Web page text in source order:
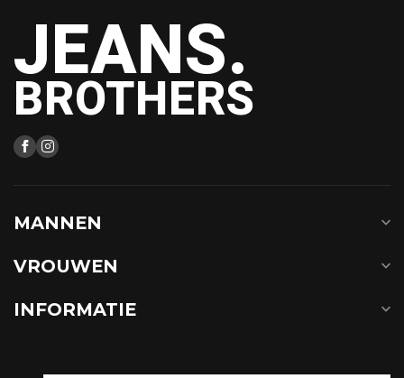
JEANS.
BROTHERS
MANNEN
VROUWEN
INFORMATIE